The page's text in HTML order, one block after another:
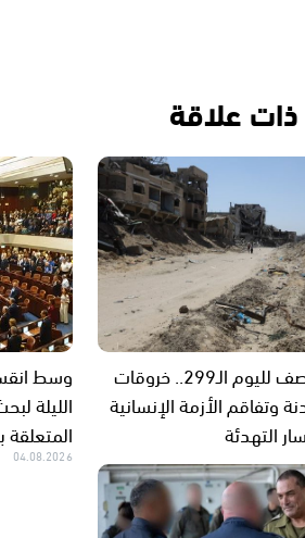
علاقة
غزة تحت القصف لليوم الـ299.. خروقات
وتفاقم الأزمة الإنسانية
التهدئة
وسط
الليلة
المتعلقة
04.08.2026